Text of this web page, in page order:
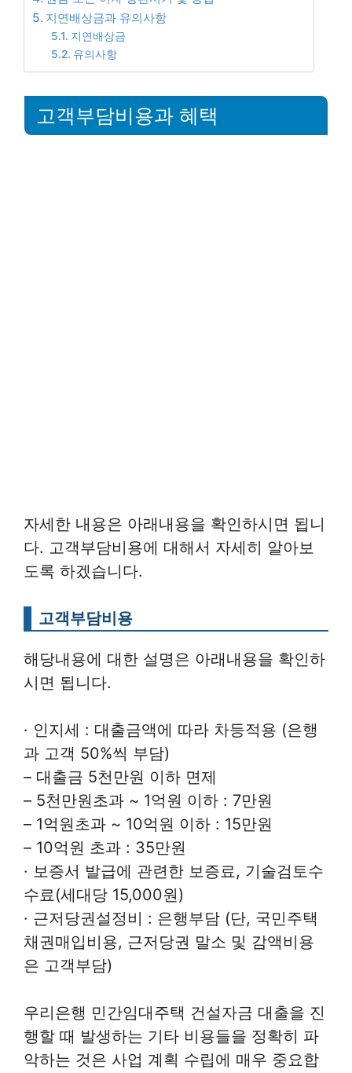
지연배상금과 유의사항
지연배상금
유의사항
고객부담비용과 혜택
자세한 내용은 아래내용을 확인하시면 됩니
다. 고객부담비용에 대해서 자세히 알아보
도록 하겠습니다.
고객부담비용
해당내용에 대한 설명은 아래내용을 확인하
시면 됩니다.
· 인지세 : 대출금액에 따라 차등적용 (은행
과 고객 50%씩 부담)
– 대출금 5천만원 이하 면제
– 5천만원초과 ~ 1억원 이하 : 7만원
– 1억원초과 ~ 10억원 이하 : 15만원
– 10억원 초과 : 35만원
· 보증서 발급에 관련한 보증료, 기술검토수
수료(세대당 15,000원)
· 근저당권설정비 : 은행부담 (단, 국민주택
채권매입비용, 근저당권 말소 및 감액비용
은 고객부담)
우리은행 민간임대주택 건설자금 대출을 진
행할 때 발생하는 기타 비용들을 정확히 파
악하는 것은 사업 계획 수립에 매우 중요합